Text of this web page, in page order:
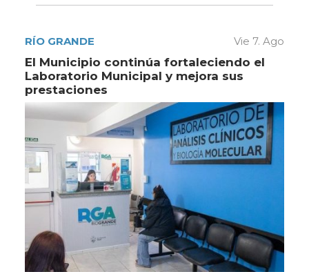
RÍO GRANDE Vie 7. Ago
El Municipio continúa fortaleciendo el
Laboratorio Municipal y mejora sus
prestaciones